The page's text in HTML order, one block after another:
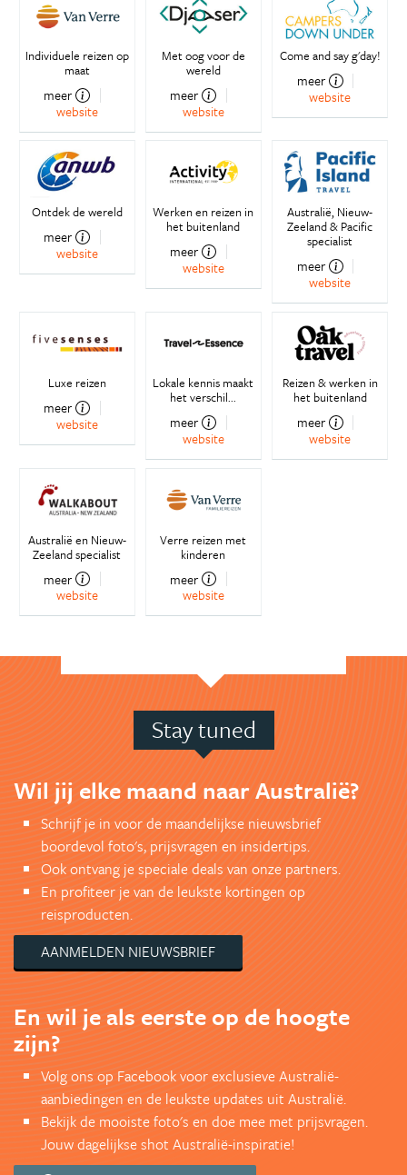
Individuele reizen op
maat
meer
website
Met oog voor de
wereld
meer
website
Come and say g'day!
meer
website
Ontdek de wereld
meer
website
Werken en reizen in
het buitenland
meer
website
Australië, Nieuw-
Zeeland & Pacific
specialist
meer
website
Luxe reizen
meer
website
Lokale kennis maakt
het verschil...
meer
website
Reizen & werken in
het buitenland
meer
website
Australië en Nieuw-
Zeeland specialist
meer
website
Verre reizen met
kinderen
meer
website
Stay tuned
Wil jij elke maand naar Australië?
Schrijf je in voor de maandelijkse nieuwsbrief
boordevol foto's, prijsvragen en insidertips.
Ook ontvang je speciale deals van onze partners.
En profiteer je van de leukste kortingen op
reisproducten.
AANMELDEN NIEUWSBRIEF
En wil je als eerste op de hoogte
zijn?
Volg ons op Facebook voor exclusieve Australië-
aanbiedingen en de leukste updates uit Australië.
Bekijk de mooiste foto's en doe mee met prijsvragen.
Jouw dagelijkse shot Australië-inspiratie!